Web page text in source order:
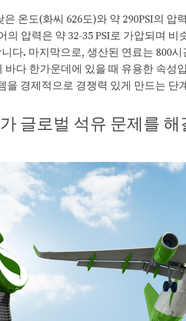
온도(화씨 626도)와 약 290PSI의
의 압력은 약 32-35 PSI로 가압되며
니다. 마지막으로, 생산된 연료는 800
바다 한가운데에 있을 때 유용한 속
을 경제적으로 경쟁력 있게 만드는 단
글로벌 석유 문제를 해